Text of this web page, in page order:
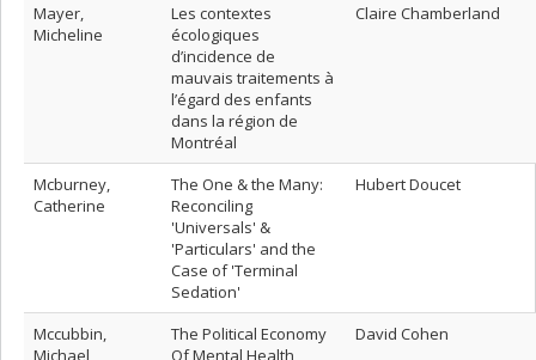
Mayer,
Micheline
Les contextes
écologiques
d’incidence de
mauvais traitements à
l’égard des enfants
dans la région de
Montréal
Claire Chamberland
Mcburney,
Catherine
The One & the Many:
Reconciling
'Universals' &
'Particulars' and the
Case of 'Terminal
Sedation'
Hubert Doucet
Mccubbin,
Michael
The Political Economy
Of Mental Health
David Cohen